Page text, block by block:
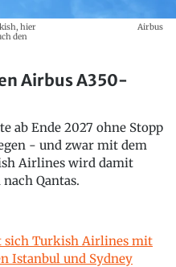
hier
den
Airbus
Airbus A350-
ab Ende 2027 ohne Stopp
- und zwar mit dem
Airlines wird damit
Qantas.
sich Turkish Airlines mit
Istanbul und Sydney